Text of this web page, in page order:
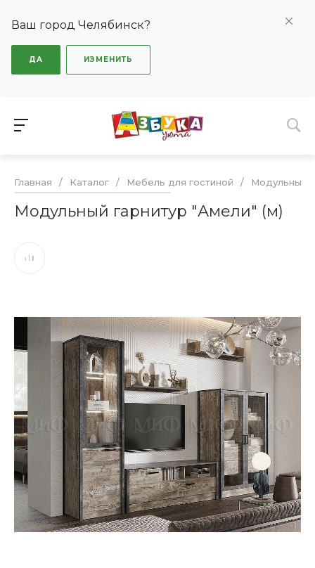
Ваш город Челябинск?
ДА ИЗМЕНИТЬ
Главная / Каталог / Мебель для гостиной / Модульные
Модульный гарнитур "Амели" (м)